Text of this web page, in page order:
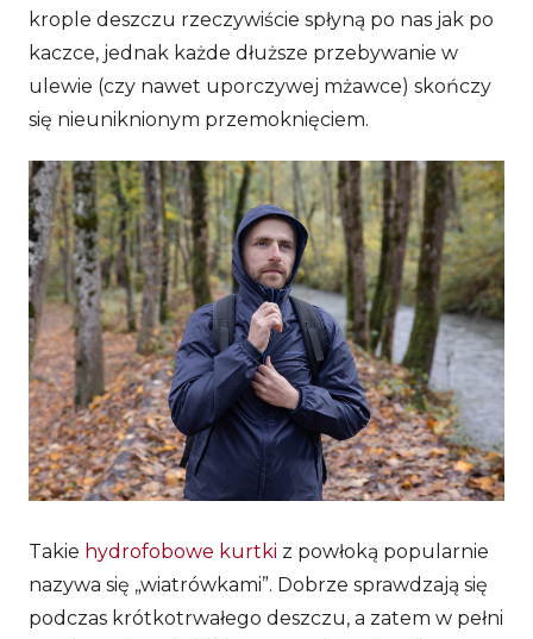
krople deszczu rzeczywiście spłyną po nas jak po
kaczce, jednak każde dłuższe przebywanie w
ulewie (czy nawet uporczywej mżawce) skończy
się nieuniknionym przemoknięciem.
Takie hydrofobowe kurtki z powłoką popularnie
nazywa się „wiatrówkami”. Dobrze sprawdzają się
podczas krótkotrwałego deszczu, a zatem w pełni